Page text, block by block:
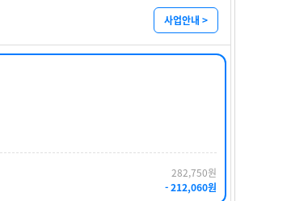
사업안내 >
282,750원
- 212,060원